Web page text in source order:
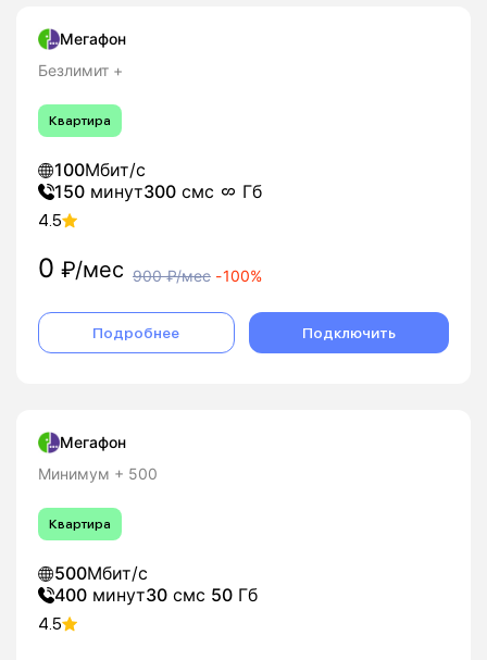
Мегафон
Безлимит +
Квартира
100Мбит/с
150 минут300 смс Гб
4.5
0 ₽/мес 900₽/мес -100%
Подробнее Подключить
Мегафон
Минимум + 500
Квартира
500Мбит/с
400 минут30 смс 50 Гб
4.5